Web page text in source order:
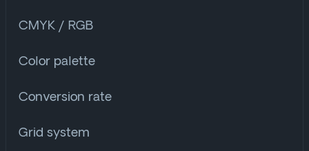
CMYK / RGB
Color palette
Conversion rate
Grid system